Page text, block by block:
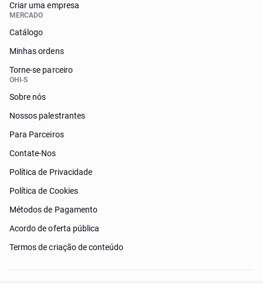
Criar uma empresa
MERCADO
Catálogo
Minhas ordens
Torne-se parceiro
OHI-S
Sobre nós
Nossos palestrantes
Para Parceiros
Contate-Nos
Política de Privacidade
Política de Cookies
Métodos de Pagamento
Acordo de oferta pública
Termos de criação de conteúdo